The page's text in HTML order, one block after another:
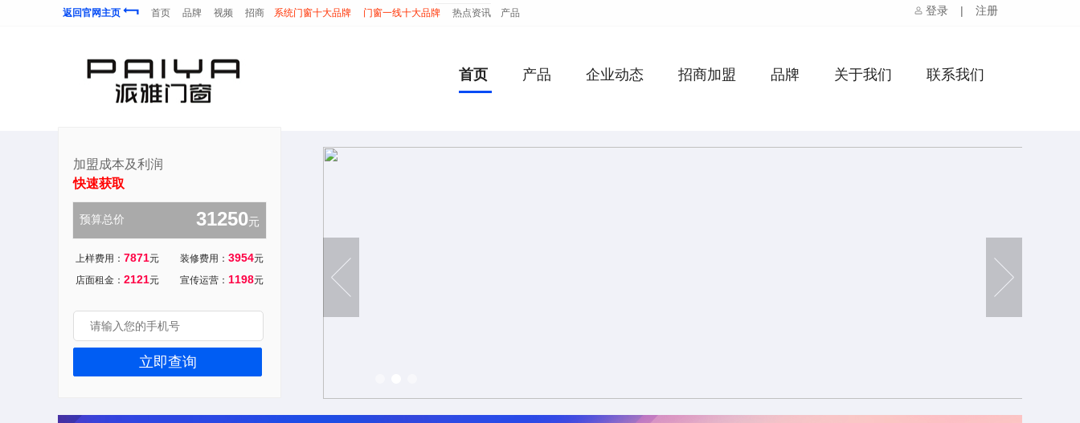
返回官网主页 首页 品牌 视频 招商 系统门窗十大品牌 门窗一线十大品牌 热点资讯 产品 登录 | 注册
首页 产品 企业动态 招商加盟 品牌 关于我们 联系我们
加盟成本及利润
快速获取
预算总价 35629元
上样费用： 7902元 装修费用： 1902元
店面租金： 4456元 宣传运营： 7466元
立即查询